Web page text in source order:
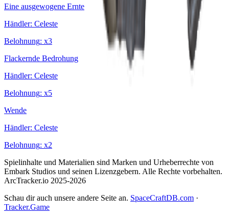
Eine ausgewogene Ernte
Händler: Celeste
Belohnung: x3
Flackernde Bedrohung
Händler: Celeste
Belohnung: x5
Wende
Händler: Celeste
Belohnung: x2
Spielinhalte und Materialien sind Marken und Urheberrechte von
Embark Studios und seinen Lizenzgebern. Alle Rechte vorbehalten.
ArcTracker.io 2025-2026
Schau dir auch unsere andere Seite an. SpaceCraftDB.com ·
Tracker.Game